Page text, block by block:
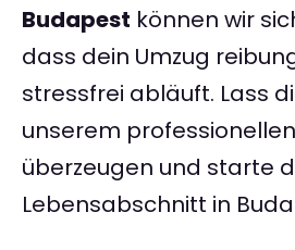
Budapest können wir
dass dein Umzug
stressfrei abläuft. Lass
unserem
überzeugen und starte
Lebensabschnitt in